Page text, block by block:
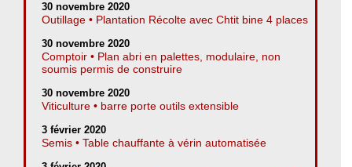
30 novembre 2020
Outillage • Plantation Récolte avec Chtit bine 4 places
30 novembre 2020
Comptoir • Plan abri en palettes, modulaire, non
soumis permis de construire
30 novembre 2020
Viticulture • barre porte outils extensible
3 février 2020
Semis • Table chauffante à vérin automatisée